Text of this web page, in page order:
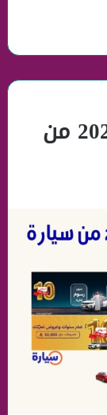
ارخص عروض السيارات 2025 من